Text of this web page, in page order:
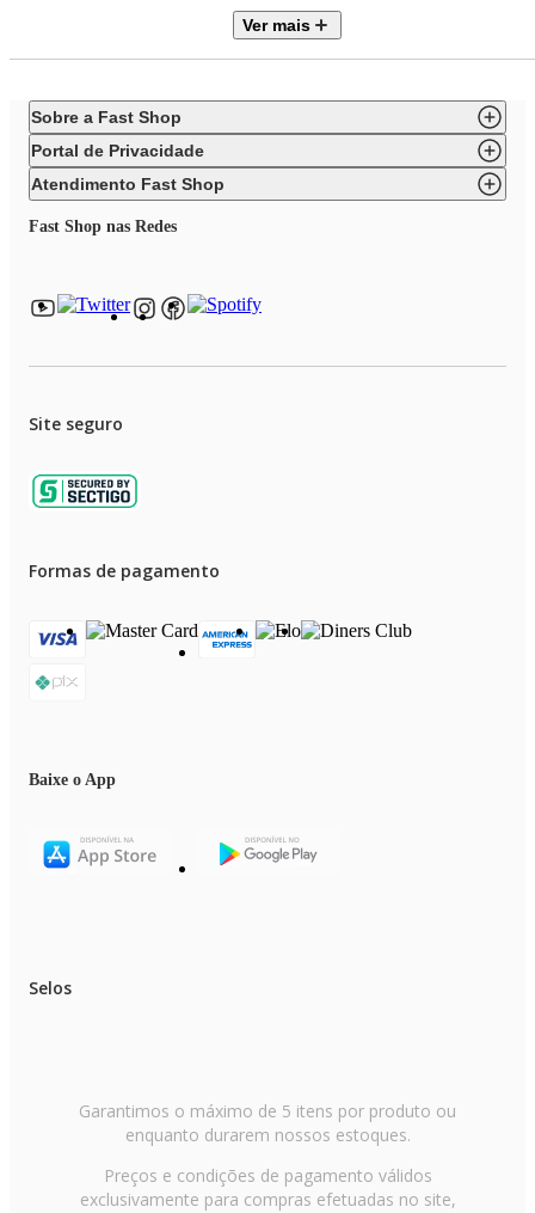
Completo com acessórios essenciais, como manual, certificado de garantia,
tubo para o dreno e controle remoto, o Ar Condicionado Split Hi Wall
Evaporadora (AxLxP) 320x1000x225
Peso: 13
Condensadora (AxLxP) 680x520x460
Peso: 25
Imagens meramente ilustrativas.
Ver mais
Sobre a Fast Shop
Portal de Privacidade
Atendimento Fast Shop
Fast Shop nas Redes
Site seguro
Formas de pagamento
Baixe o App
Selos
Garantimos o máximo de 5 itens por produto ou
enquanto durarem nossos estoques.
Preços e condições de pagamento válidos
exclusivamente para compras efetuadas no site,